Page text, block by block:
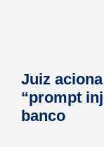
Juiz
“prompt
banco